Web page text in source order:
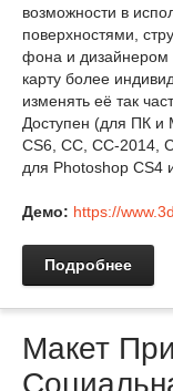
возможности в
поверхностями,
фона и дизайнером
карту более
изменять её так
Доступен (для ПК и
CS6, CC, CC-2014,
для Photoshop CS4
Демо: https://
Подробнее
Макет